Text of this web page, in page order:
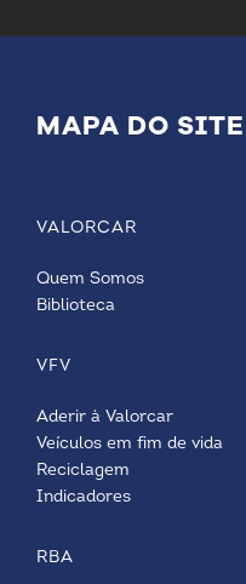
MAPA DO SITE
VALORCAR
Quem Somos
Biblioteca
VFV
Aderir à Valorcar
Veículos em fim de vida
Reciclagem
Indicadores
RBA